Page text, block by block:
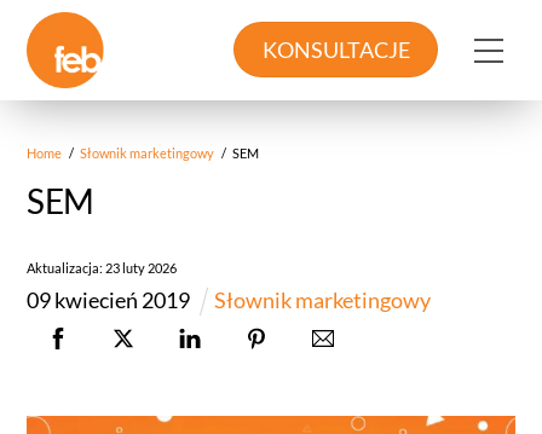
content
KONSULTACJE
Home / Słownik marketingowy / SEM
SEM
Aktualizacja: 23luty 2026
09kwiecień 2019 Słownik marketingowy